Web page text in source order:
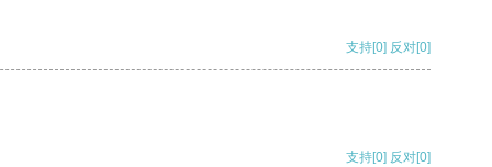
支持[0] 反对[0]
支持[0] 反对[0]